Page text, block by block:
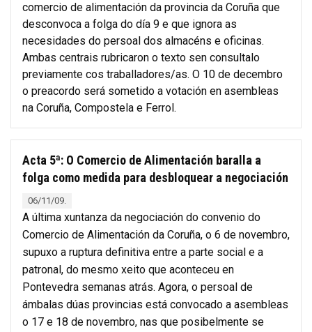
comercio de alimentación da provincia da Coruña que
desconvoca a folga do día 9 e que ignora as
necesidades do persoal dos almacéns e oficinas.
Ambas centrais rubricaron o texto sen consultalo
previamente cos traballadores/as. O 10 de decembro
o preacordo será sometido a votación en asembleas
na Coruña, Compostela e Ferrol.
Acta 5ª: O Comercio de Alimentación baralla a
folga como medida para desbloquear a negociación
06/11/09.
A última xuntanza da negociación do convenio do
Comercio de Alimentación da Coruña, o 6 de novembro,
supuxo a ruptura definitiva entre a parte social e a
patronal, do mesmo xeito que aconteceu en
Pontevedra semanas atrás. Agora, o persoal de
ámbalas dúas provincias está convocado a asembleas
o 17 e 18 de novembro, nas que posibelmente se